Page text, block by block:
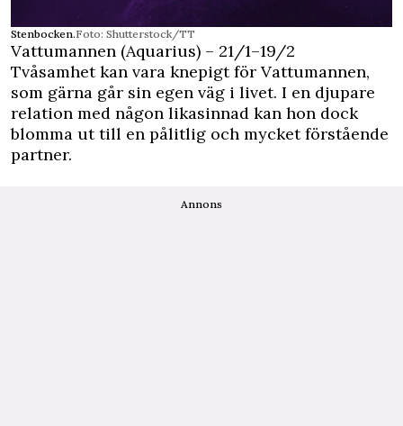
Stenbocken.Foto: Shutterstock/TT
Vattumannen (Aquarius) – 21/1–19/2
Tvåsamhet kan vara knepigt för Vattumannen,
som gärna går sin egen väg i livet. I en djupare
relation med någon likasinnad kan hon dock
blomma ut till en pålitlig och mycket förstående
partner.
Annons